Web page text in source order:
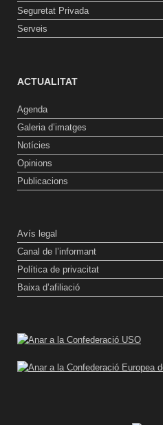
Seguretat Privada
Serveis
ACTUALITAT
Agenda
Galeria d’imatges
Notícies
Opinions
Publicacions
Avís legal
Canal de l’informant
Política de privacitat
Baixa d’afiliació